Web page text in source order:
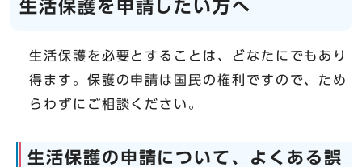
生活保護を申請したい方へ
生活保護を必要とすることは、どなたにでもあり
得ます。保護の申請は国民の権利ですので、ため
らわずにご相談ください。
生活保護の申請について、よくある誤